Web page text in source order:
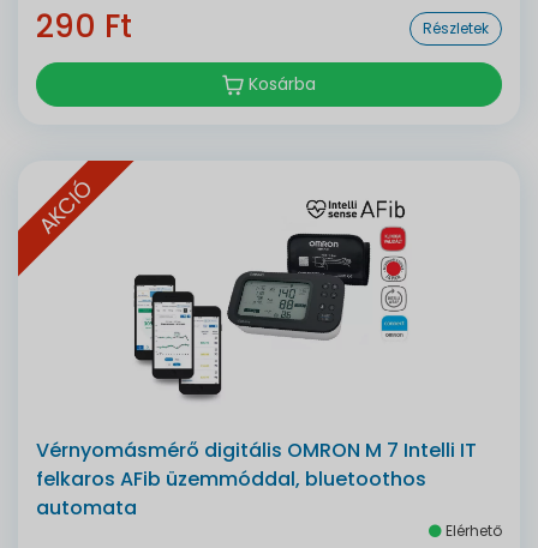
290 Ft Részletek
Kosárba
AKCIÓ
Vérnyomásmérő digitális OMRON M 7 Intelli IT
felkaros AFib üzemmóddal, bluetoothos
automata
Elérhető